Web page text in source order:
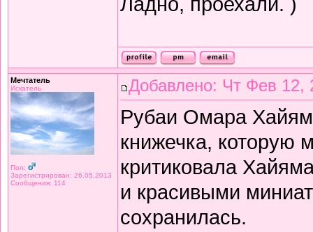
Мечтатель
Искатель
Пол:
Зарегистрирован: 26.05.2013
Сообщения: 114
Добавлено: Чт Фев 12,
Рубаи Омара
книжечка, которую
критиковала
и красивыми
сохранилась.